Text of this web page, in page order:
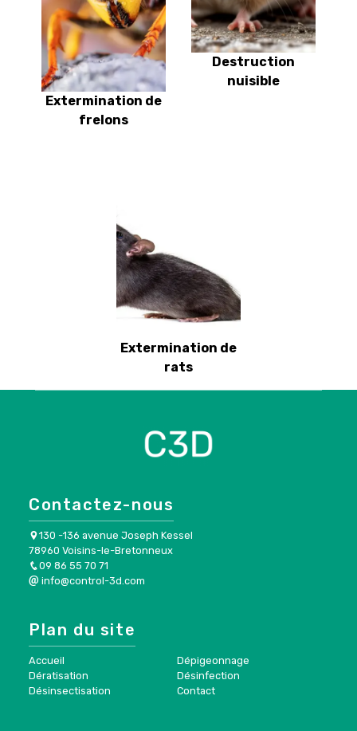
Extermination de
frelons
Destruction
nuisible
Extermination de
rats
Contactez-nous
130 -136 avenue Joseph Kessel
78960 Voisins-le-Bretonneux
09 86 55 70 71
info@control-3d.com
Plan du site
Accueil
Dératisation
Désinsectisation
Dépigeonnage
Désinfection
Contact